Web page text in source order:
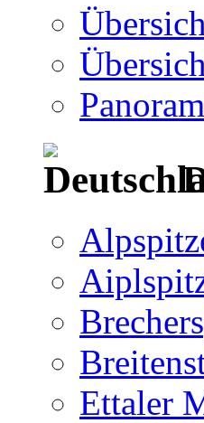
Ettaler